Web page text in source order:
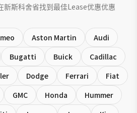
新斯科舍省找到最佳Lease优惠优惠
Aston Martin
Audi
Bugatti Buick
Cadillac
Dodge Ferrari
Fiat
GMC Honda
Hummer